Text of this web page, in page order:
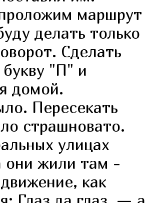
маршрут
делать только
Сделать
"П" и
домой.
Пересекать
страшновато.
улицах
они жили там -
как